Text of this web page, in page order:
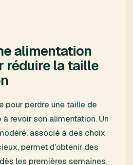
alimentation
réduire la taille
pour perdre une taille de
revoir son alimentation. Un
associé à des choix
permet d’obtenir des
les premières semaines.